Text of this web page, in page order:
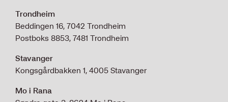
Trondheim
Beddingen 16, 7042 Trondheim
Postboks 8853, 7481 Trondheim
Stavanger
Kongsgårdbakken 1, 4005 Stavanger
Mo i Rana